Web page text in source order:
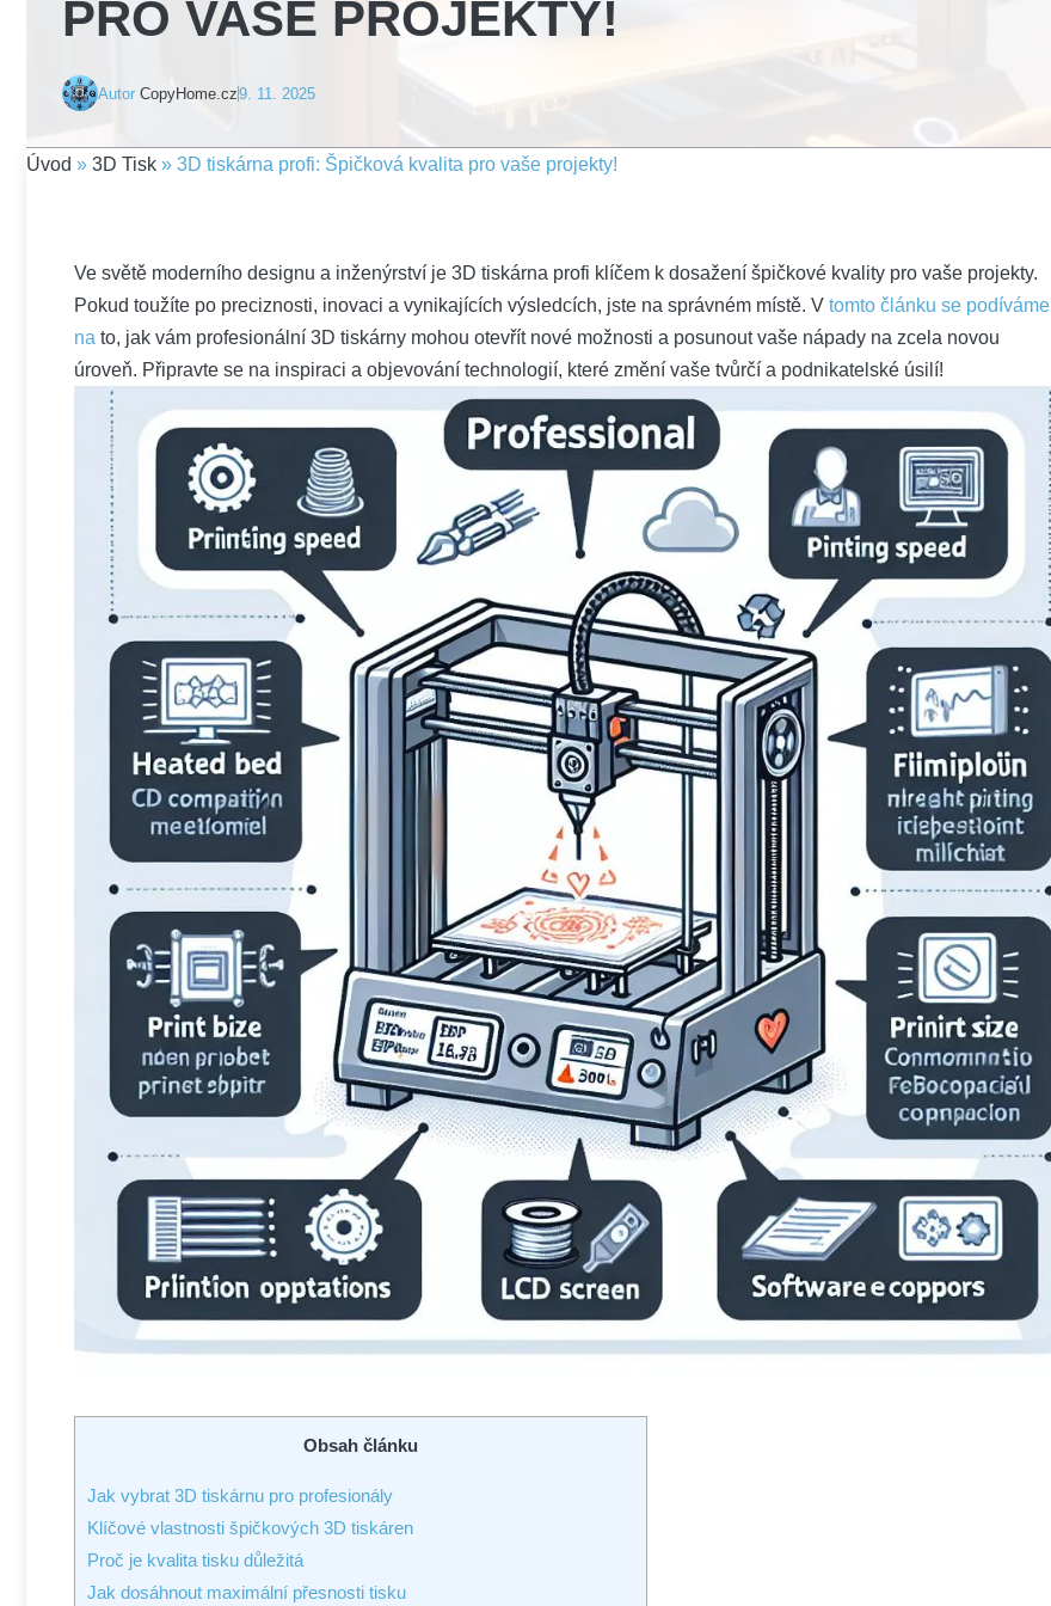
PRO VAŠE PROJEKTY!
Autor CopyHome.cz9. 11. 2025
Úvod » 3D Tisk » 3D tiskárna profi: Špičková kvalita pro vaše projekty!
Ve světě moderního designu a inženýrství je 3D tiskárna profi klíčem k dosažení špičkové kvality pro vaše projekty.
Pokud toužíte po preciznosti, inovaci a vynikajících výsledcích, jste na správném místě. V tomto článku se podíváme
na to, jak vám profesionální 3D tiskárny mohou otevřít nové možnosti a posunout vaše nápady na zcela novou
úroveň. Připravte se na inspiraci a objevování technologií, které změní vaše tvůrčí a podnikatelské úsilí!
Obsah článku
Jak vybrat 3D tiskárnu pro profesionály
Klíčové vlastnosti špičkových 3D tiskáren
Proč je kvalita tisku důležitá
Jak dosáhnout maximální přesnosti tisku